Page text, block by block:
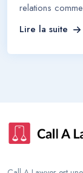
relations
Lire la suite